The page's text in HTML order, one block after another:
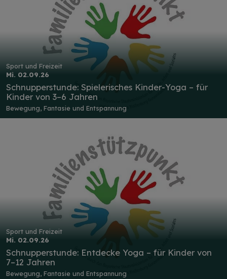
Sport und Freizeit
Mi. 02.09.26
Schnupperstunde: Spielerisches Kinder-Yoga – für
Kinder von 3–6 Jahren
Bewegung, Fantasie und Entspannung
Sport und Freizeit
Mi. 02.09.26
Schnupperstunde: Entdecke Yoga – für Kinder von
7–12 Jahren
Bewegung, Fantasie und Entspannung